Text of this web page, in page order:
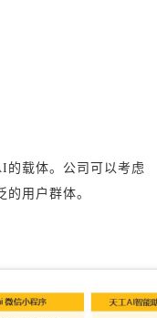
的载体。公司可以考虑
用户群体。